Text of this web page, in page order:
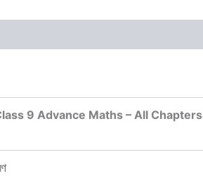
9 Advance Maths – All Chapters